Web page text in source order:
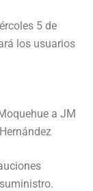
5 de
los usuarios
a JM